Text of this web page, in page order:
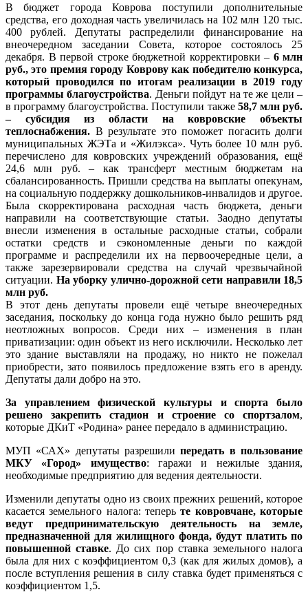
В бюджет города Коврова поступили дополнительные
средства, его доходная часть увеличилась на 102 млн 120 тыс.
400 рублей. Депутаты распределили финансирование на
внеочередном заседании Совета, которое состоялось 25
декабря. В первой строке бюджетной корректировки – 6 млн
руб., это премия городу Коврову как победителю конкурса,
который проводился по итогам реализации в 2019 году
программы благоустройства. Деньги пойдут на те же цели –
в программу благоустройства. Поступили также 58,7 млн руб.
– субсидия из области на ковровские объекты
теплоснабжения. В результате это поможет погасить долги
муниципальных ЖЭТа и «Жилэкса». Чуть более 10 млн руб.
перечислено для ковровских учреждений образования, ещё
24,6 млн руб. – как трансферт местным бюджетам на
сбалансированность. Пришли средства на выплаты опекунам,
на социальную поддержку дошкольников-инвалидов и другое.
Была скорректирована расходная часть бюджета, деньги
направили на соответствующие статьи. Заодно депутаты
внесли изменения в остальные расходные статьи, собрали
остатки средств и сэкономленные деньги по каждой
программе и распределили их на первоочередные цели, а
также зарезервировали средства на случай чрезвычайной
ситуации. На уборку улично-дорожной сети направили 18,5
млн руб.
В этот день депутаты провели ещё четыре внеочередных
заседания, поскольку до конца года нужно было решить ряд
неотложных вопросов. Среди них – изменения в план
приватизации: один объект из него исключили. Несколько лет
это здание выставляли на продажу, но никто не пожелал
приобрести, зато появилось предложение взять его в аренду.
Депутаты дали добро на это.
За управлением физической культуры и спорта было
решено закрепить стадион и строение со спортзалом,
которые ДКиТ «Родина» ранее передало в администрацию.
МУП «САХ» депутаты разрешилипередать в пользование
МКУ «Город» имущество: гаражи и нежилые здания,
необходимые предприятию для ведения деятельности.
Изменили депутаты одно из своих прежних решений, которое
касается земельного налога: теперьте ковровчане, которые
ведут предпринимательскую деятельность на земле,
предназначенной для жилищного фонда, будут платить по
повышенной ставке. До сих пор ставка земельного налога
была для них с коэффициентом 0,3 (как для жилых домов), а
после вступления решения в силу ставка будет применяться с
коэффициентом 1,5.